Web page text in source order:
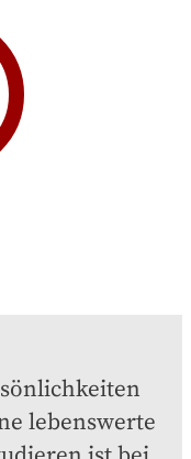
lebenswerte